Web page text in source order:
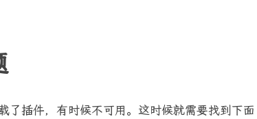
插件，有时候不可用。这时候就需要找到下